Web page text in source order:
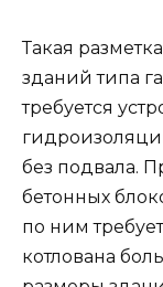
Такая
зданий типа
требуется
без подвала.
бетонных
по ним
котлована